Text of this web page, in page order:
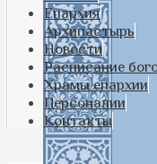
Епархия
Архипастырь
Новости
Расписание
Храмы епархии
Персоналии
Контакты